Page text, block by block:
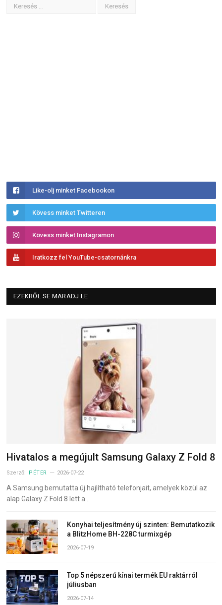
Like-olj minket Facebookon
Kövess minket Twitteren
Kövess minket Instagramon
Iratkozz fel YouTube-csatornánkra
EZEKRŐL SE MARADJ LE
Hivatalos a megújult Samsung Galaxy Z Fold 8
Szerző: PÉTER 2026-07-22
A Samsung bemutatta új hajlítható telefonjait, amelyek közül az
alap Galaxy Z Fold 8 lett a…
Konyhai teljesítmény új szinten: Bemutatkozik
a BlitzHome BH-228C turmixgép
2026-07-19
Top 5 népszerű kínai termék EU raktárról
júliusban
2026-07-14